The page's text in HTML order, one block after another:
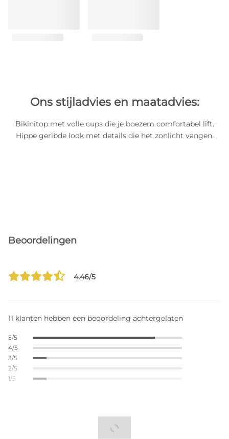
Ons stijladvies en maatadvies:
Bikinitop met volle cups die je boezem comfortabel lift.
Hippe geribde look met details die het zonlicht vangen.
Beoordelingen
4.46/5
11 klanten hebben een beoordeling achtergelaten
5/5
4/5
3/5
2/5
1/5